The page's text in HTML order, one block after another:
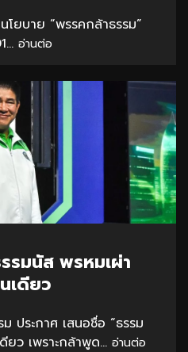
โยบาย “พรรคกล้าธรรม”
อ่านต่อ
รมนัส พรหมเผ่า
เดียว
ประกาศ เสนอชื่อ “ธรรม
ว เพราะกล้าพูด... อ่านต่อ